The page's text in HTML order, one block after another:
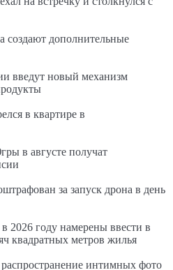
создают дополнительные
введут новый механизм
в квартире в
в августе получат
за запуск дрона в день
2026 году намерены ввести в
квадратных метров жилья
интимных фото